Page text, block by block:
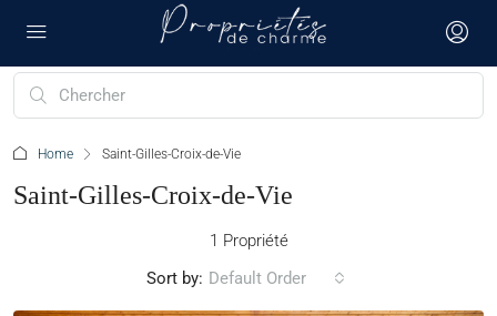
Home Saint-Gilles-Croix-de-Vie
Saint-Gilles-Croix-de-Vie
1 Propriété
Sort by: Default Order